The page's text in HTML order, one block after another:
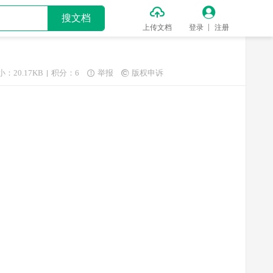
搜文档 
上传文档

登录 注册
：20.17KB 积分：6  举报  版权申诉